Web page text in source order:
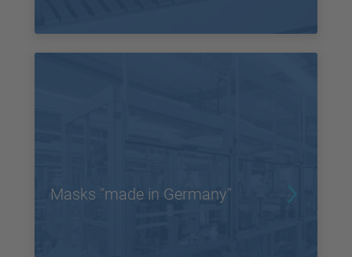
Masks "made in Germany"